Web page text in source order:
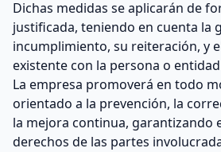
Dichas medidas se aplicarán de
justificada, teniendo en cuenta la
incumplimiento, su reiteración, y
existente con la persona o
La empresa promoverá en todo
orientado a la prevención, la
la mejora continua, garantizando
derechos de las partes